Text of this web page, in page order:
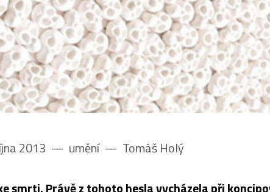
2013 –– umění –– Tomáš Holý